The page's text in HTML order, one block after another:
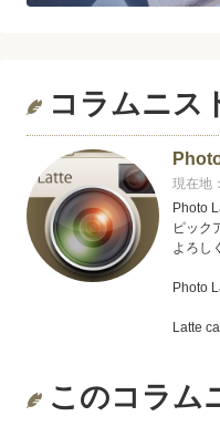
コラムニス
現在地
Photo
ピック
よろし
Photo
Latte
このコラム